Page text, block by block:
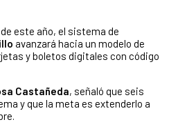
este año, el sistema de
avanzará hacia un modelo de
y boletos digitales con código
Castañeda, señaló que seis
y que la meta es extenderlo a